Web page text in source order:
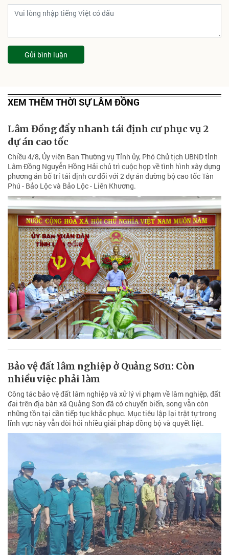
Gửi bình luận
XEM THÊM THỜI SỰ LÂM ĐỒNG
Lâm Đồng đẩy nhanh tái định cư phục vụ 2
dự án cao tốc
Chiều 4/8, Ủy viên Ban Thường vụ Tỉnh ủy, Phó Chủ tịch UBND tỉnh
Lâm Đồng Nguyễn Hồng Hải chủ trì cuộc họp về tình hình xây dựng
phương án bố trí tái định cư đối với 2 dự án đường bộ cao tốc Tân
Phú - Bảo Lộc và Bảo Lộc - Liên Khương.
Bảo vệ đất lâm nghiệp ở Quảng Sơn: Còn
nhiều việc phải làm
Công tác bảo vệ đất lâm nghiệp và xử lý vi phạm về lâm nghiệp, đất
đai trên địa bàn xã Quảng Sơn đã có chuyển biến, song vẫn còn
những tồn tại cần tiếp tục khắc phục. Mục tiêu lập lại trật tự trong
lĩnh vực này vẫn đòi hỏi nhiều giải pháp đồng bộ và quyết liệt.